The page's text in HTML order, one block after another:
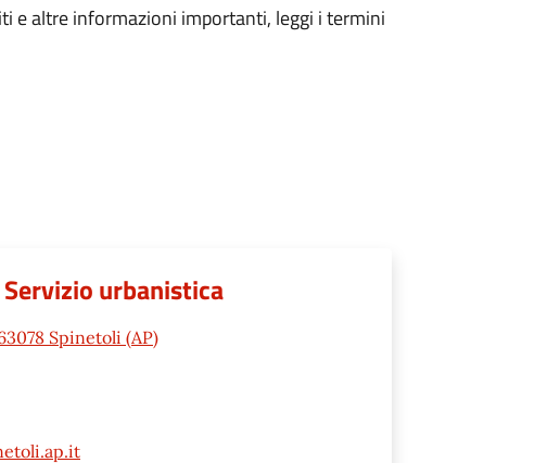
e altre informazioni importanti, leggi i termini
urbanistica
Spinetoli (AP)